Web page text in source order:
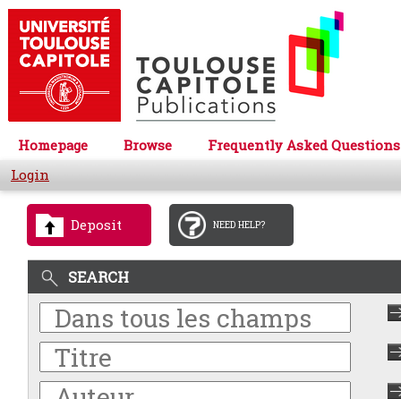
Homepage Browse
Frequently Asked Questions
Login
Deposit NEED HELP?
SEARCH